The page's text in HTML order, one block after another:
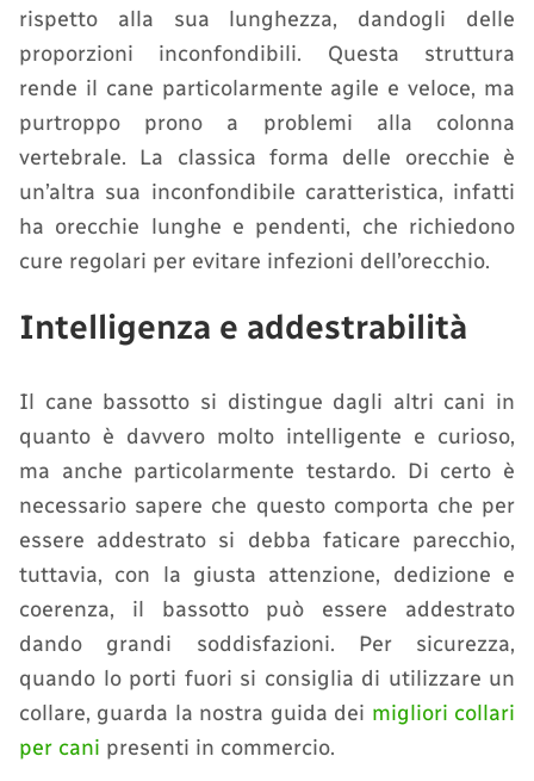
rispetto alla sua lunghezza, dandogli delle
proporzioni inconfondibili. Questa struttura
rende il cane particolarmente agile e veloce, ma
purtroppo prono a problemi alla colonna
vertebrale. La classica forma delle orecchie è
un’altra sua inconfondibile caratteristica, infatti
ha orecchie lunghe e pendenti, che richiedono
cure regolari per evitare infezioni dell’orecchio.
Intelligenza e addestrabilità
Il cane bassotto si distingue dagli altri cani in
quanto è davvero molto intelligente e curioso,
ma anche particolarmente testardo. Di certo è
necessario sapere che questo comporta che per
essere addestrato si debba faticare parecchio,
tuttavia, con la giusta attenzione, dedizione e
coerenza, il bassotto può essere addestrato
dando grandi soddisfazioni. Per sicurezza,
quando lo porti fuori si consiglia di utilizzare un
collare, guarda la nostra guida dei migliori collari
per cani presenti in commercio.